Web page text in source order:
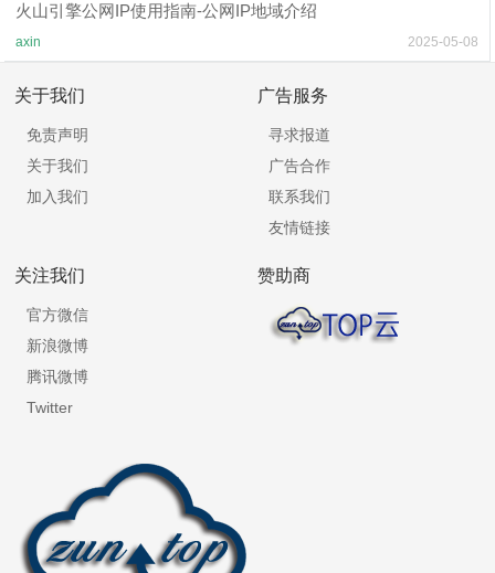
火山引擎公网IP使用指南-公网IP地域介绍
axin 2025-05-08
关于我们
免责声明
关于我们
加入我们
广告服务
寻求报道
广告合作
联系我们
友情链接
关注我们
官方微信
新浪微博
腾讯微博
Twitter
赞助商